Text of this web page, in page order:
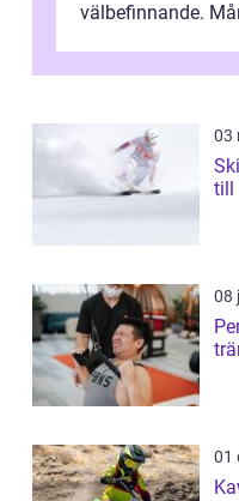
välbefinnande.
03
till
08
01